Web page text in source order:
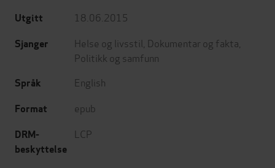
Utgitt 18.06.2015
Sjanger Helse og livsstil Dokumentar og fakta
Politikk og samfunn
Språk English
Format epub
DRM-
beskyttelse
LCP